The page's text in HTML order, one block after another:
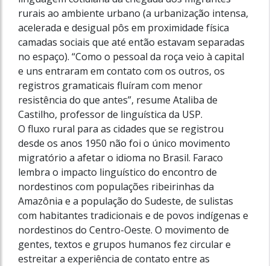
rurais ao ambiente urbano (a urbanização intensa,
acelerada e desigual pôs em proximidade física
camadas sociais que até então estavam separadas
no espaço). “Como o pessoal da roça veio à capital
e uns entraram em contato com os outros, os
registros gramaticais fluíram com menor
resistência do que antes”, resume Ataliba de
Castilho, professor de linguística da USP.
O fluxo rural para as cidades que se registrou
desde os anos 1950 não foi o único movimento
migratório a afetar o idioma no Brasil. Faraco
lembra o impacto linguístico do encontro de
nordestinos com populações ribeirinhas da
Amazônia e a população do Sudeste, de sulistas
com habitantes tradicionais e de povos indígenas e
nordestinos do Centro-Oeste. O movimento de
gentes, textos e grupos humanos fez circular e
estreitar a experiência de contato entre as